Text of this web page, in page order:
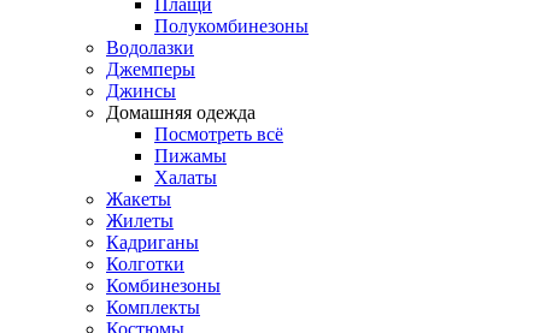
Полукомбинезоны
Водолазки
Джемперы
Джинсы
Домашняя одежда
Посмотреть всё
Пижамы
Халаты
Жакеты
Жилеты
Кадриганы
Колготки
Комбинезоны
Комплекты
Костюмы